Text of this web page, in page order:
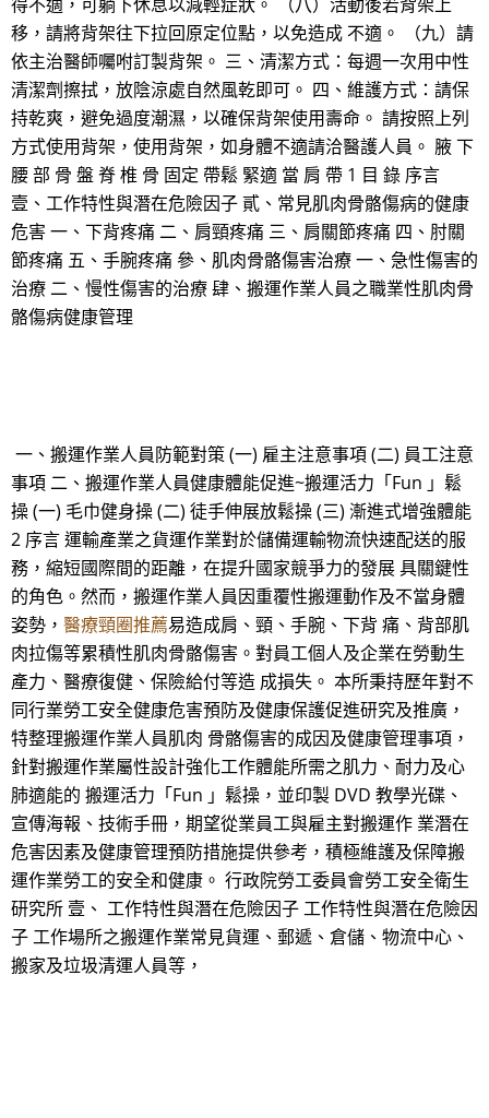
移，請將背架往下拉回原定位點，以免造成 不適。 （九）請
依主治醫師囑咐訂製背架。 三、清潔方式：每週一次用中性
清潔劑擦拭，放陰涼處自然風乾即可。 四、維護方式：請保
持乾爽，避免過度潮濕，以確保背架使用壽命。 請按照上列
方式使用背架，使用背架，如身體不適請洽醫護人員。 腋 下
腰 部 骨 盤 脊 椎 骨 固定 帶鬆 緊適 當 肩 帶 1 目 錄 序言
壹、工作特性與潛在危險因子 貳、常見肌肉骨骼傷病的健康
危害 一、下背疼痛 二、肩頸疼痛 三、肩關節疼痛 四、肘關
節疼痛 五、手腕疼痛 參、肌肉骨骼傷害治療 一、急性傷害的
治療 二、慢性傷害的治療 肆、搬運作業人員之職業性肌肉骨
骼傷病健康管理
一、搬運作業人員防範對策 (一) 雇主注意事項 (二) 員工注意
事項 二、搬運作業人員健康體能促進~搬運活力「Fun 」鬆
操 (一) 毛巾健身操 (二) 徒手伸展放鬆操 (三) 漸進式增強體能
2 序言 運輸產業之貨運作業對於儲備運輸物流快速配送的服
務，縮短國際間的距離，在提升國家競爭力的發展 具關鍵性
的角色。然而，搬運作業人員因重覆性搬運動作及不當身體
姿勢， 醫療頸圈推薦易造成肩、頸、手腕、下背 痛、背部肌
肉拉傷等累積性肌肉骨骼傷害。對員工個人及企業在勞動生
產力、醫療復健、保險給付等造 成損失。 本所秉持歷年對不
同行業勞工安全健康危害預防及健康保護促進研究及推廣，
特整理搬運作業人員肌肉 骨骼傷害的成因及健康管理事項，
針對搬運作業屬性設計強化工作體能所需之肌力、耐力及心
肺適能的 搬運活力「Fun 」鬆操，並印製 DVD 教學光碟、
宣傳海報、技術手冊，期望從業員工與雇主對搬運作 業潛在
危害因素及健康管理預防措施提供參考，積極維護及保障搬
運作業勞工的安全和健康。 行政院勞工委員會勞工安全衛生
研究所 壹、 工作特性與潛在危險因子 工作特性與潛在危險因
子 工作場所之搬運作業常見貨運、郵遞、倉儲、物流中心、
搬家及垃圾清運人員等，